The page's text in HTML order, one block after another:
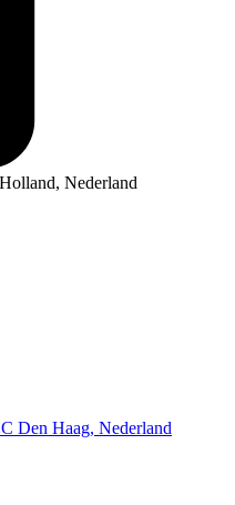
Nederland
Den Haag, Nederland